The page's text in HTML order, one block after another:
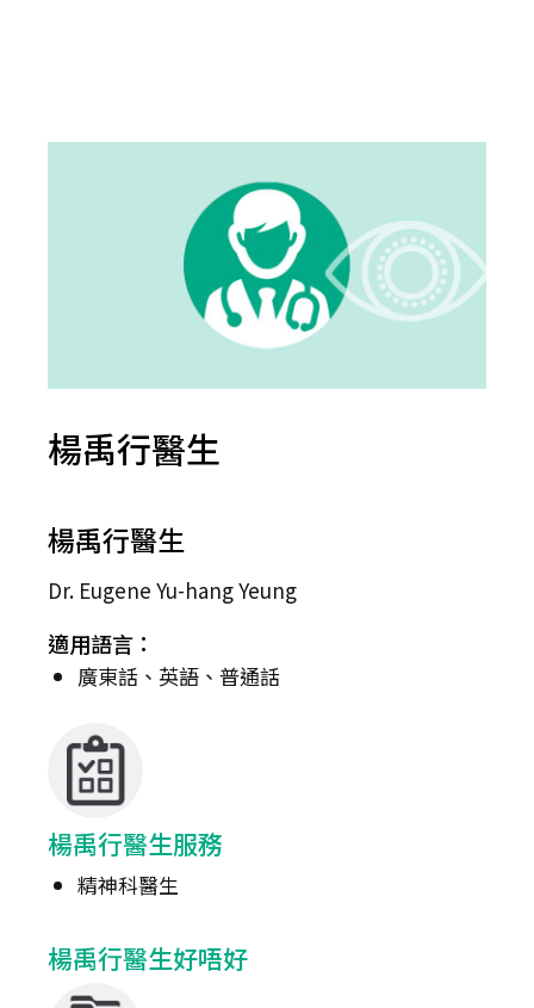
楊禹行醫生
楊禹行醫生
Dr. Eugene Yu-hang Yeung
適用語言：
廣東話、英語、普通話
楊禹行醫生服務
精神科醫生
楊禹行醫生好唔好